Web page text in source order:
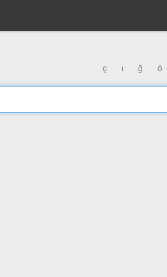
ç ı ğ ö